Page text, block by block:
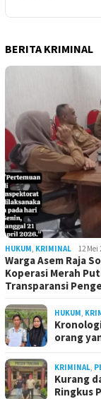
BERITA KRIMINAL
HUKUM KRIMINAL 12 Mei
Warga Asem Raja
Koperasi Merah
Transparansi
HUKUM
orang
KRIMINAL
Kurang
Ringkus